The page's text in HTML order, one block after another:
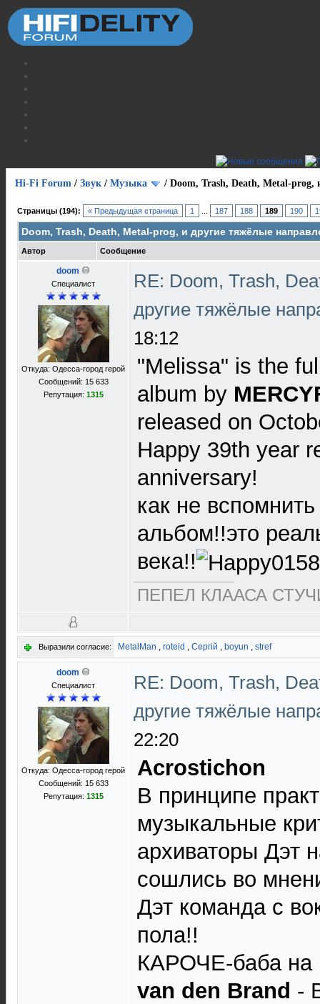
Hi-Fi Forum / Звук / Музыка / Doom, Trash, Death, Metal-prog,
Страницы (194): « Предыдущая страница 1 187 188 189 190
Doom, Trash, Death, Metal-prog, и другие тяжёлые
Автор Сообщение
doom
Специалист
Откуда: Одесса-город герой
Сообщений: 15 633
Репутация: 1315
RE: Doom, Trash,
другие тяжёлые
18:12
"Melissa" is the
album by
released on
Happy 39th year
anniversary!
как не
альбом!!это
века!!
ПЕПЕЛ КЛААСА
Выразили согласие: MetalMan , roteid , Сергій , boyun , stref
doom
Специалист
Откуда: Одесса-город герой
Сообщений: 15 633
Репутация: 1315
RE: Doom, Trash,
другие тяжёлые
22:20
Acrostichon
В принципе
музыкальные
архиваторы Дэт
сошлись во
Дэт команда с
пола!!
КАРОЧЕ-баба на
van den Brand -